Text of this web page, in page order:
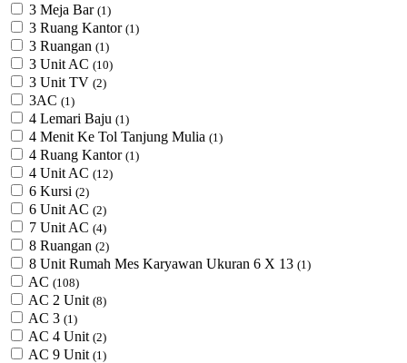
3 Meja Bar (1)
3 Ruang Kantor (1)
3 Ruangan (1)
3 Unit AC (10)
3 Unit TV (2)
3AC (1)
4 Lemari Baju (1)
4 Menit Ke Tol Tanjung Mulia (1)
4 Ruang Kantor (1)
4 Unit AC (12)
6 Kursi (2)
6 Unit AC (2)
7 Unit AC (4)
8 Ruangan (2)
8 Unit Rumah Mes Karyawan Ukuran 6 X 13 (1)
AC (108)
AC 2 Unit (8)
AC 3 (1)
AC 4 Unit (2)
AC 9 Unit (1)